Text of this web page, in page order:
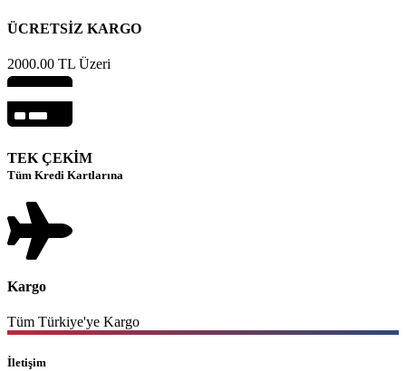
ÜCRETSİZ KARGO
2000.00 TL Üzeri
TEK ÇEKİM
Tüm Kredi Kartlarına
Kargo
Tüm Türkiye'ye Kargo
İletişim